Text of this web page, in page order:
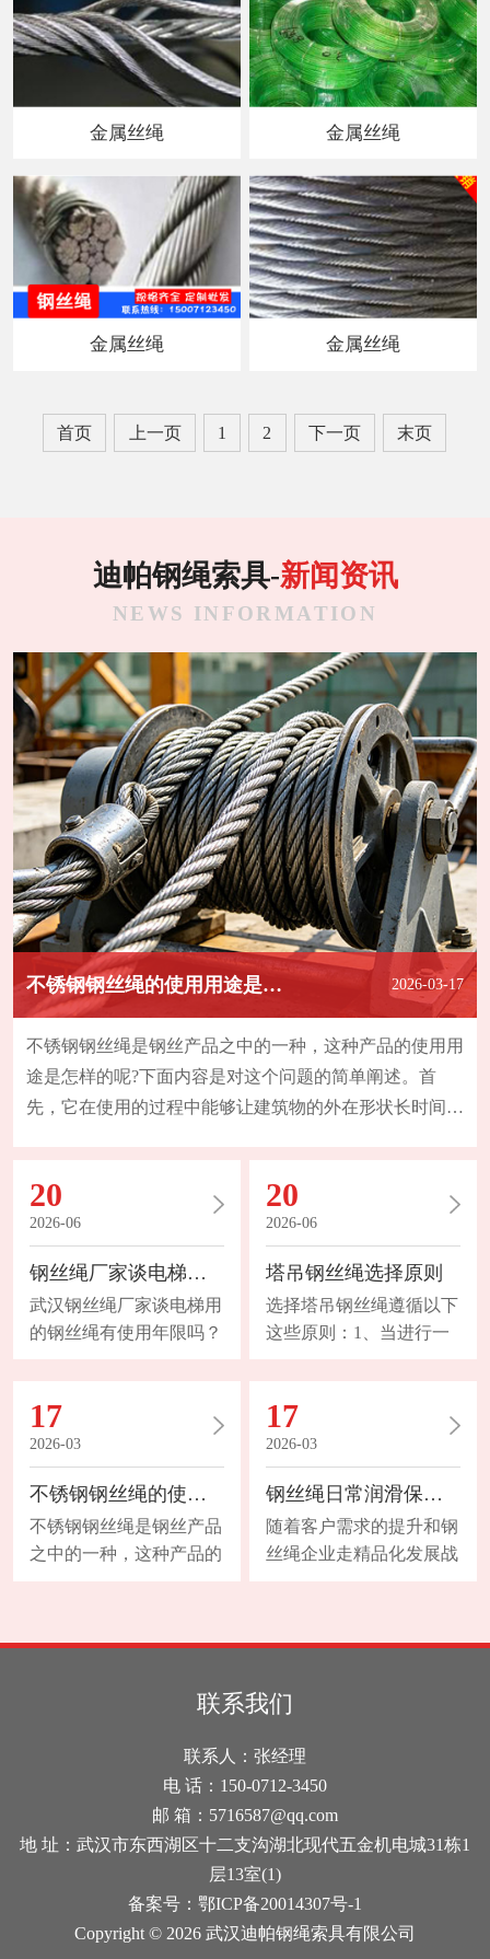
金属丝绳 金属丝绳
金属丝绳 金属丝绳
首页 上一页 1 2 下一页 末页
迪帕钢绳索具-新闻资讯
NEWS INFORMATION
不锈钢钢丝绳的使用用途是怎样的？ 2026-03-17
不锈钢钢丝绳是钢丝产品之中的一种，这种产品的使用用
途是怎样的呢?下面内容是对这个问题的简单阐述。首
先，它在使用的过程中能够让建筑物的外在形状长时间的
产品的使用已经被充分的运用于完整性工程之中以及不透
水工程内。比如说建筑房屋的侧墙以及房屋顶。其次，不
锈钢钢丝绳在使用用途上非常广泛，可以在乡村以及城市
20
2026-06
钢丝绳厂家谈电梯用的钢丝绳有使用年限吗？
武汉钢丝绳厂家谈电梯用
的钢丝绳有使用年限吗？
钢丝绳具有无限长的寿
命。对于6股和8股的钢丝
绳，断丝主要发生在外
表。而对于多层绳股的钢
丝绳(典型的多股结构)就
不同，这种钢丝绳断丝大
素结合起来考虑时，它适
用于各种结构的钢丝绳。
20
2026-06
塔吊钢丝绳选择原则
选择塔吊钢丝绳遵循以下
这些原则：1、当进行一
重物提升（如行车）或左
旋和右旋绳成对使用时，
可选用普通钢丝绳。2、
当进行一次无导向重物提
升时或在较大高度下进行
多次无导向重物提升时，
丝绳。4、在相同直径
下，钢丝绳外股数目越多
越细，这种钢丝绳的挠性
好，能
17
2026-03
不锈钢钢丝绳的使用用途是怎样的？
不锈钢钢丝绳是钢丝产品
之中的一种，这种产品的
外在形状长时间的保持，
而且在我们选择这种不锈
钢材质产品的过程中，主
有对于腐蚀性的抗性。现
在该款产品的使用已经被
充分的运用于完整性工程
之中以及不透水工程内。
比如说建筑房屋的侧墙以
及房屋顶。其次，不锈钢
17
2026-03
钢丝绳日常润滑保养与防锈措施
随着客户需求的提升和钢
丝绳企业走精品化发展战
已多方面提升，能提供目
前国内外市场上全品种的
金属制品润滑防锈产品，
过安全认证、ROHS认
证，服务于国内钢丝绳、
电缆、钢丝的生产企业和
国际有名公司，提供金属
制品的润滑和防锈的多方
联系我们
联系人：张经理
电 话：150-0712-3450
邮 箱：5716587@qq.com
地 址：武汉市东西湖区十二支沟湖北现代五金机电城31栋1
层13室(1)
备案号：鄂ICP备20014307号-1
Copyright © 2026 武汉迪帕钢绳索具有限公司